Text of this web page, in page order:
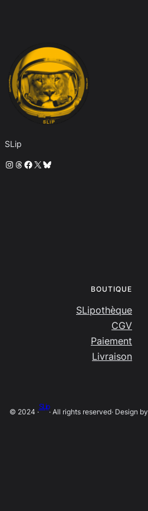
SLip
Instagram
Threads
Facebook
X Bluesky
BOUTIQUE
SLipothèque
CGV
Paiement
Livraison
© 2024 ·
SLip
· All rights reserved· Design by